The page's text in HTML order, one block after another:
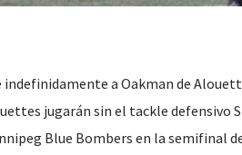
indefinidamente a Oakman de
jugarán sin el tackle defensivo
Blue Bombers en la semifinal